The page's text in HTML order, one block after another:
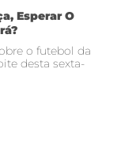
Esperar O
o futebol da
desta sexta-